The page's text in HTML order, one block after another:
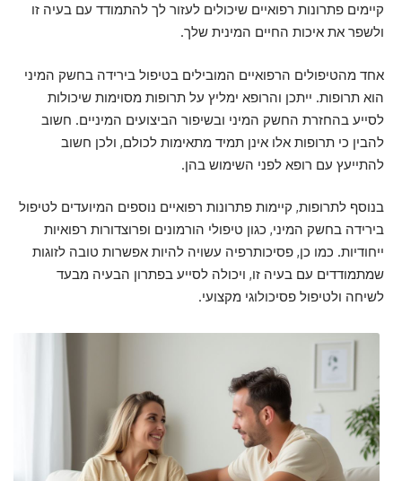
קיימים פתרונות רפואיים שיכולים לעזור לך להתמודד עם בעיה זו
ולשפר את איכות החיים המינית שלך.
אחד מהטיפולים הרפואיים המובילים בטיפול בירידה בחשק המיני
הוא תרופות. ייתכן והרופא ימליץ על תרופות מסוימות שיכולות
לסייע בהחזרת החשק המיני ובשיפור הביצועים המיניים. חשוב
להבין כי תרופות אלו אינן תמיד מתאימות לכולם, ולכן חשוב
להתייעץ עם רופא לפני השימוש בהן.
בנוסף לתרופות, קיימות פתרונות רפואיים נוספים המיועדים לטיפול
בירידה בחשק המיני, כגון טיפולי הורמונים ופרוצדורות רפואיות
ייחודיות. כמו כן, פסיכותרפיה עשויה להיות אפשרות טובה לזוגות
שמתמודדים עם בעיה זו, ויכולה לסייע בפתרון הבעיה מבעד
לשיחה ולטיפול פסיכולוגי מקצועי.